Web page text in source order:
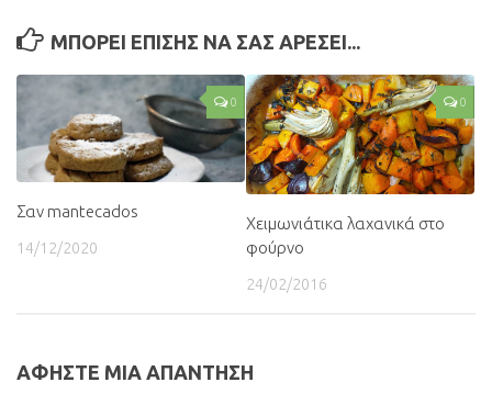
ΜΠΟΡΕΙ ΕΠΙΣΗΣ ΝΑ ΣΑΣ ΑΡΕΣΕΙ...
0
Σαν mantecados
14/12/2020
0
Χειμωνιάτικα λαχανικά στο
φούρνο
24/02/2016
ΑΦΗΣΤΕ ΜΙΑ ΑΠΑΝΤΗΣΗ